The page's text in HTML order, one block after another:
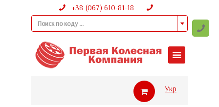
+38 (067) 610-81-18
Поиск по коду ...
Укр